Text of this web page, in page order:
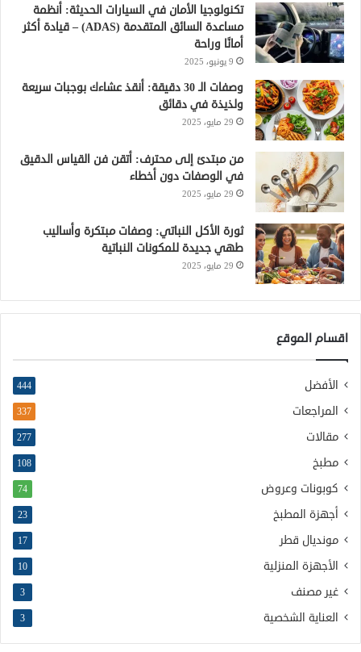
تكنولوجيا الأمان في السيارات الحديثة: أنظمة
مساعدة السائق المتقدمة (ADAS) – قيادة أكثر
أمانًا وراحة
9 يونيو، 2025
وصفات الـ 30 دقيقة: أنقذ عشاءك بوجبات سريعة
ولذيذة في دقائق
29 مايو، 2025
من مبتدئ إلى محترف: أتقن فن القياس الدقيق
في الوصفات دون أخطاء
29 مايو، 2025
ثورة الأكل النباتي: وصفات مبتكرة وأساليب
طهي جديدة للمكونات النباتية
29 مايو، 2025
اقسام الموقع
الأفضل 444
المراجعات 337
مقالات 277
مطبخ 108
كوبونات وعروض 74
أجهزة المطبخ 23
مونديال قطر 17
الأجهزة المنزلية 10
غير مصنف 3
العناية الشخصية 3